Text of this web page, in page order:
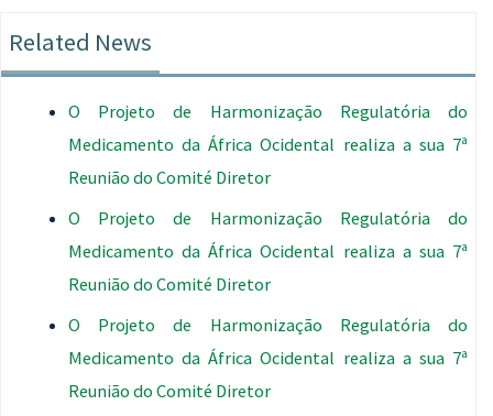
Related News
O Projeto de Harmonização Regulatória do
Medicamento da África Ocidental realiza a sua 7ª
Reunião do Comité Diretor
O Projeto de Harmonização Regulatória do
Medicamento da África Ocidental realiza a sua 7ª
Reunião do Comité Diretor
O Projeto de Harmonização Regulatória do
Medicamento da África Ocidental realiza a sua 7ª
Reunião do Comité Diretor